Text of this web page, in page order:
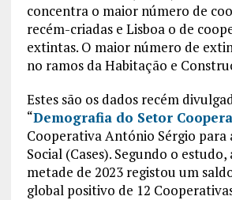
concentra o maior número de
recém-criadas e Lisboa o de
extintas. O maior número de
no ramos da Habitação e
Estes são os dados recém
“Demografia do Setor
Cooperativa António Sérgio para
Social (Cases). Segundo o
metade de 2023 registou um
global positivo de 12